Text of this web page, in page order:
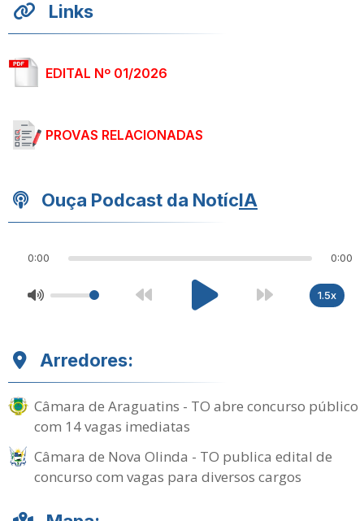
Links
EDITAL Nº 01/2026
PROVAS RELACIONADAS
Ouça Podcast da NotícIA
0:00 0:00
1.5x
Arredores:
Câmara de Araguatins - TO abre concurso público
com 14 vagas imediatas
Câmara de Nova Olinda - TO publica edital de
concurso com vagas para diversos cargos